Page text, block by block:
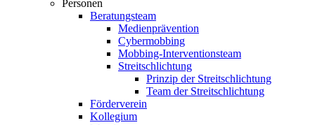
Personen
Beratungsteam
Medienprävention
Cybermobbing
Mobbing-Interventionsteam
Streitschlichtung
Prinzip der Streitschlichtung
Team der Streitschlichtung
Förderverein
Kollegium